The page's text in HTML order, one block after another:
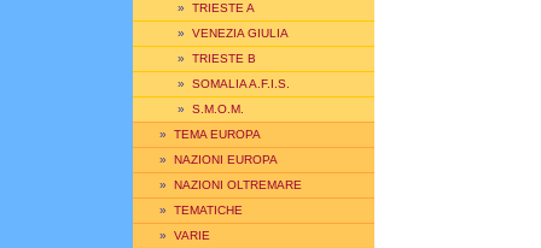
» TRIESTE A
» VENEZIA GIULIA
» TRIESTE B
» SOMALIA A.F.I.S.
» S.M.O.M.
» TEMA EUROPA
» NAZIONI EUROPA
» NAZIONI OLTREMARE
» TEMATICHE
» VARIE